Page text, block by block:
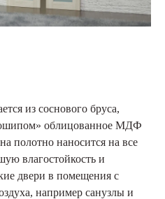
из соснового бруса,
облицованное МДФ
полотно наносится на все
влагостойкость и
двери в помещения с
например санузлы и